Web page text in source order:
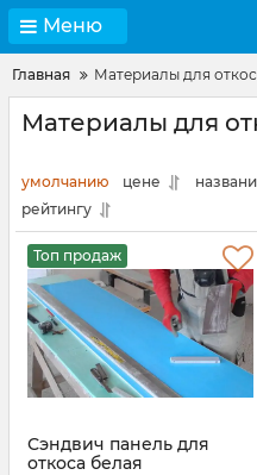
Меню
Главная Материалы для
Материалы для
умолчанию цене
рейтингу
Топ продаж
Сэндвич панель для
откоса белая